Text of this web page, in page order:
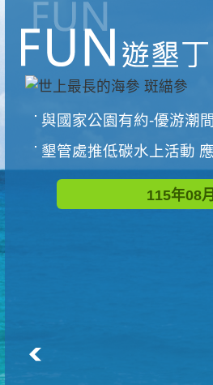
與國家公園有約-優游潮
墾管處推低碳水上活動 應屆
115年08月